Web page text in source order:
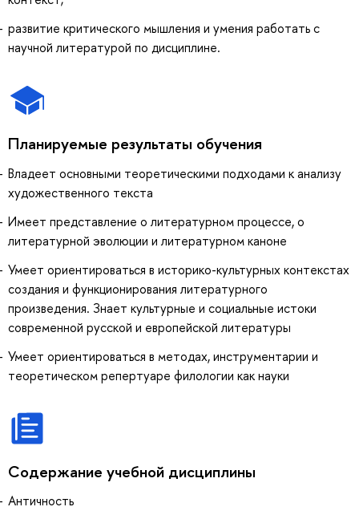
развитие критического мышления и умения работать с
научной литературой по дисциплине.
Планируемые результаты обучения
Владеет основными теоретическими подходами к анализу
художественного текста
Имеет представление о литературном процессе, о
литературной эволюции и литературном каноне
Умеет ориентироваться в историко-культурных контекстах
создания и функционирования литературного
произведения. Знает культурные и социальные истоки
современной русской и европейской литературы
Умеет ориентироваться в методах, инструментарии и
теоретическом репертуаре филологии как науки
Содержание учебной дисциплины
Античность